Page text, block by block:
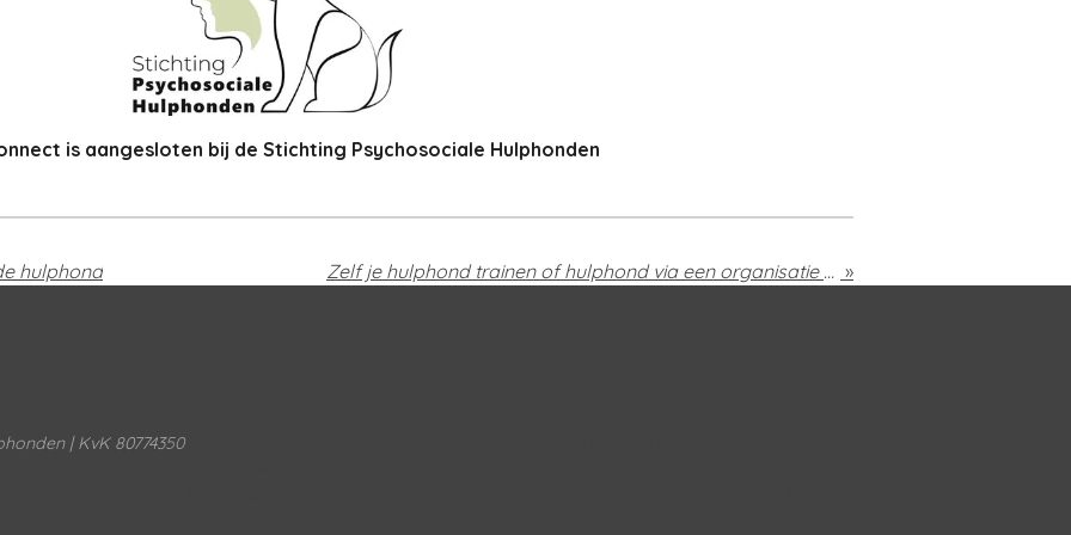
is aangesloten bij de Stichting Psychosociale Hulphonden
hulphond Zelf je hulphond trainen of hulphond via een organisatie - de voor- en nadelen op een rij »
| KvK 80774350